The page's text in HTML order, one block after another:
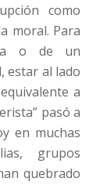
como
moral. Para
o de un
estar al lado
a
pasó a
en muchas
grupos
quebrado